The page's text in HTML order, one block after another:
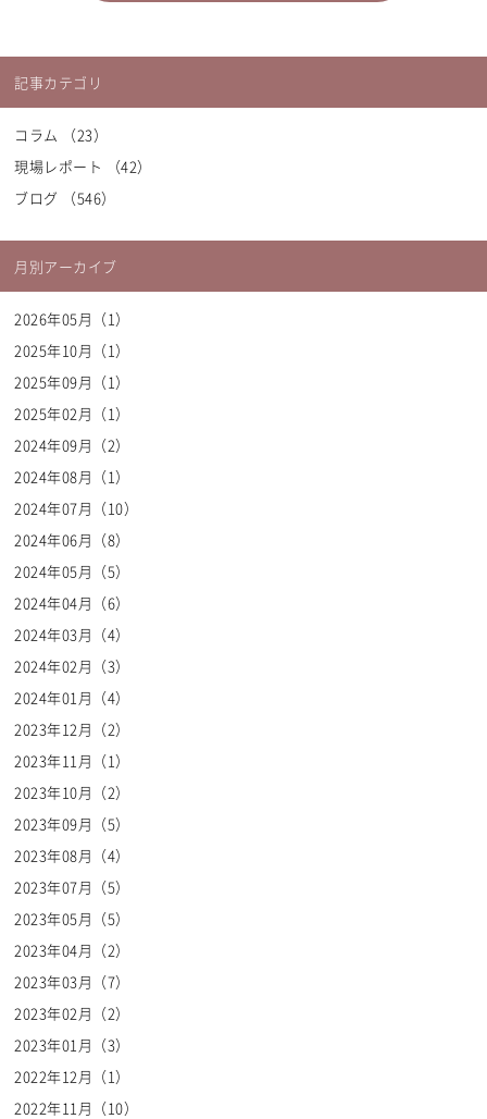
記事カテゴリ
コラム （23）
現場レポート （42）
ブログ （546）
月別アーカイブ
2026年05月（1）
2025年10月（1）
2025年09月（1）
2025年02月（1）
2024年09月（2）
2024年08月（1）
2024年07月（10）
2024年06月（8）
2024年05月（5）
2024年04月（6）
2024年03月（4）
2024年02月（3）
2024年01月（4）
2023年12月（2）
2023年11月（1）
2023年10月（2）
2023年09月（5）
2023年08月（4）
2023年07月（5）
2023年05月（5）
2023年04月（2）
2023年03月（7）
2023年02月（2）
2023年01月（3）
2022年12月（1）
2022年11月（10）
Thank You!
弊社にて内容を確認の上、掲載させて頂きます。
※表示に関する詳細については、